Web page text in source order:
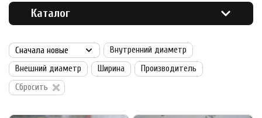
Каталог
Внутренний диаметр
Внешний диаметр
Ширина
Производитель
Сбросить